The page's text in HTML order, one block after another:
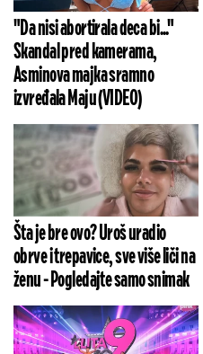
"Da nisi abortirala deca bi..."
Skandal pred kamerama,
Asminova majka sramno
izvređala Maju (VIDEO)
Šta je bre ovo? Uroš uradio
obrve i trepavice, sve više liči na
ženu - Pogledajte samo snimak